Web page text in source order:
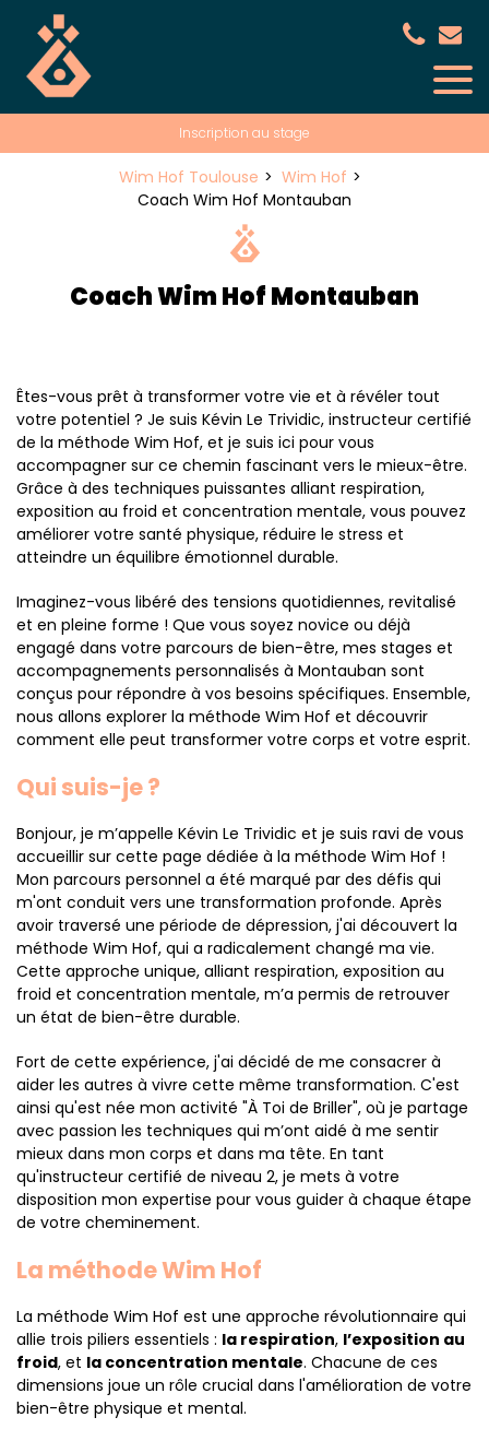
Inscription au stage
Wim Hof Toulouse
Wim Hof
Coach Wim Hof Montauban
Coach Wim Hof Montauban
Êtes-vous prêt à transformer votre vie et à révéler tout
votre potentiel ? Je suis Kévin Le Trividic, instructeur certifié
de la méthode Wim Hof, et je suis ici pour vous
accompagner sur ce chemin fascinant vers le mieux-être.
Grâce à des techniques puissantes alliant respiration,
exposition au froid et concentration mentale, vous pouvez
améliorer votre santé physique, réduire le stress et
atteindre un équilibre émotionnel durable.
Imaginez-vous libéré des tensions quotidiennes, revitalisé
et en pleine forme ! Que vous soyez novice ou déjà
engagé dans votre parcours de bien-être, mes stages et
accompagnements personnalisés à Montauban sont
conçus pour répondre à vos besoins spécifiques. Ensemble,
nous allons explorer la méthode Wim Hof et découvrir
comment elle peut transformer votre corps et votre esprit.
Qui suis-je ?
Bonjour, je m’appelle Kévin Le Trividic et je suis ravi de vous
accueillir sur cette page dédiée à la méthode Wim Hof !
Mon parcours personnel a été marqué par des défis qui
m'ont conduit vers une transformation profonde. Après
avoir traversé une période de dépression, j'ai découvert la
méthode Wim Hof, qui a radicalement changé ma vie.
Cette approche unique, alliant respiration, exposition au
froid et concentration mentale, m’a permis de retrouver
un état de bien-être durable.
Fort de cette expérience, j'ai décidé de me consacrer à
aider les autres à vivre cette même transformation. C'est
ainsi qu'est née mon activité "À Toi de Briller", où je partage
avec passion les techniques qui m’ont aidé à me sentir
mieux dans mon corps et dans ma tête. En tant
qu'instructeur certifié de niveau 2, je mets à votre
disposition mon expertise pour vous guider à chaque étape
de votre cheminement.
La méthode Wim Hof
La méthode Wim Hof est une approche révolutionnaire qui
allie trois piliers essentiels : la respiration, l’exposition au
froid, et la concentration mentale. Chacune de ces
dimensions joue un rôle crucial dans l'amélioration de votre
bien-être physique et mental.
Panneau de gestion des cookies